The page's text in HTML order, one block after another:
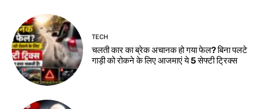
TECH
चलती कार का ब्रेक अचानक हो गया फेल? बिना पलटे
गाड़ी को रोकने के लिए आजमाएं ये 5 सेफ्टी ट्रिक्स